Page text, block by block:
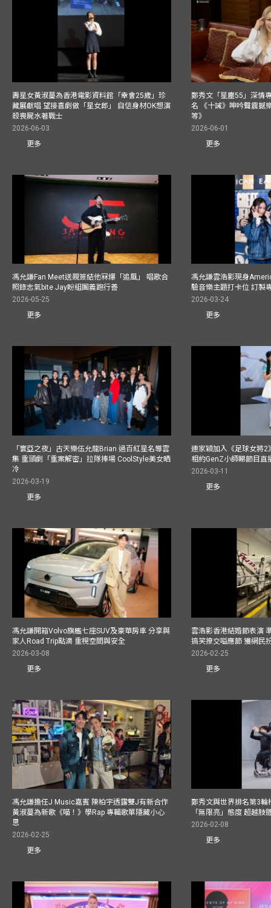
壽星女黃淑蔓為香港電影資料館「幸會25歲」珍
藏展獻唱 望接喜劇做「星女郎」 自信身材OK想演
殺喪屍水著戰士
2026-06-03
更多
鄭秀文「星塵55」深情
名 《十誡》呻吟聲震撼
等》
2026-06-01
更多
馮允謙Fan Meet送親簽結他冧爆「追風」 唱歌合
照錄志氣bite Jay盼組團義跑行善
2026-05-25
更多
馮允謙雲浩影現身
驗音樂主題打卡位 訂製
2026-03-24
更多
「寰亞之夜」古天樂伍允龍Brian 過百紅星名導雲
集 重頭劇「重案解密」拉隊捧場 CoolStyle美女晒
冷
2026-03-19
更多
連家穎加入《足球女將
相約GenZ小師睇節目直
2026-03-11
更多
馮允謙開箱Volvo旗艦七座SUV及豪華房車 分享與
家人Road Trip點滴 重視空間與安全
2026-03-08
更多
雲浩影香港結婚節表演
搞笑撩交嗌應節 獲網民
2026-02-25
更多
馮允謙擔任J Music嘉賓 陳柏宇透露雙J有新合作
黃淑蔓為新歌《喵！》學Rap 專輯歌單隱藏小心
思
2026-02-25
更多
鄭秀文與世界排名第3輪
「無限亮」態度 超越肢
2026-02-08
更多